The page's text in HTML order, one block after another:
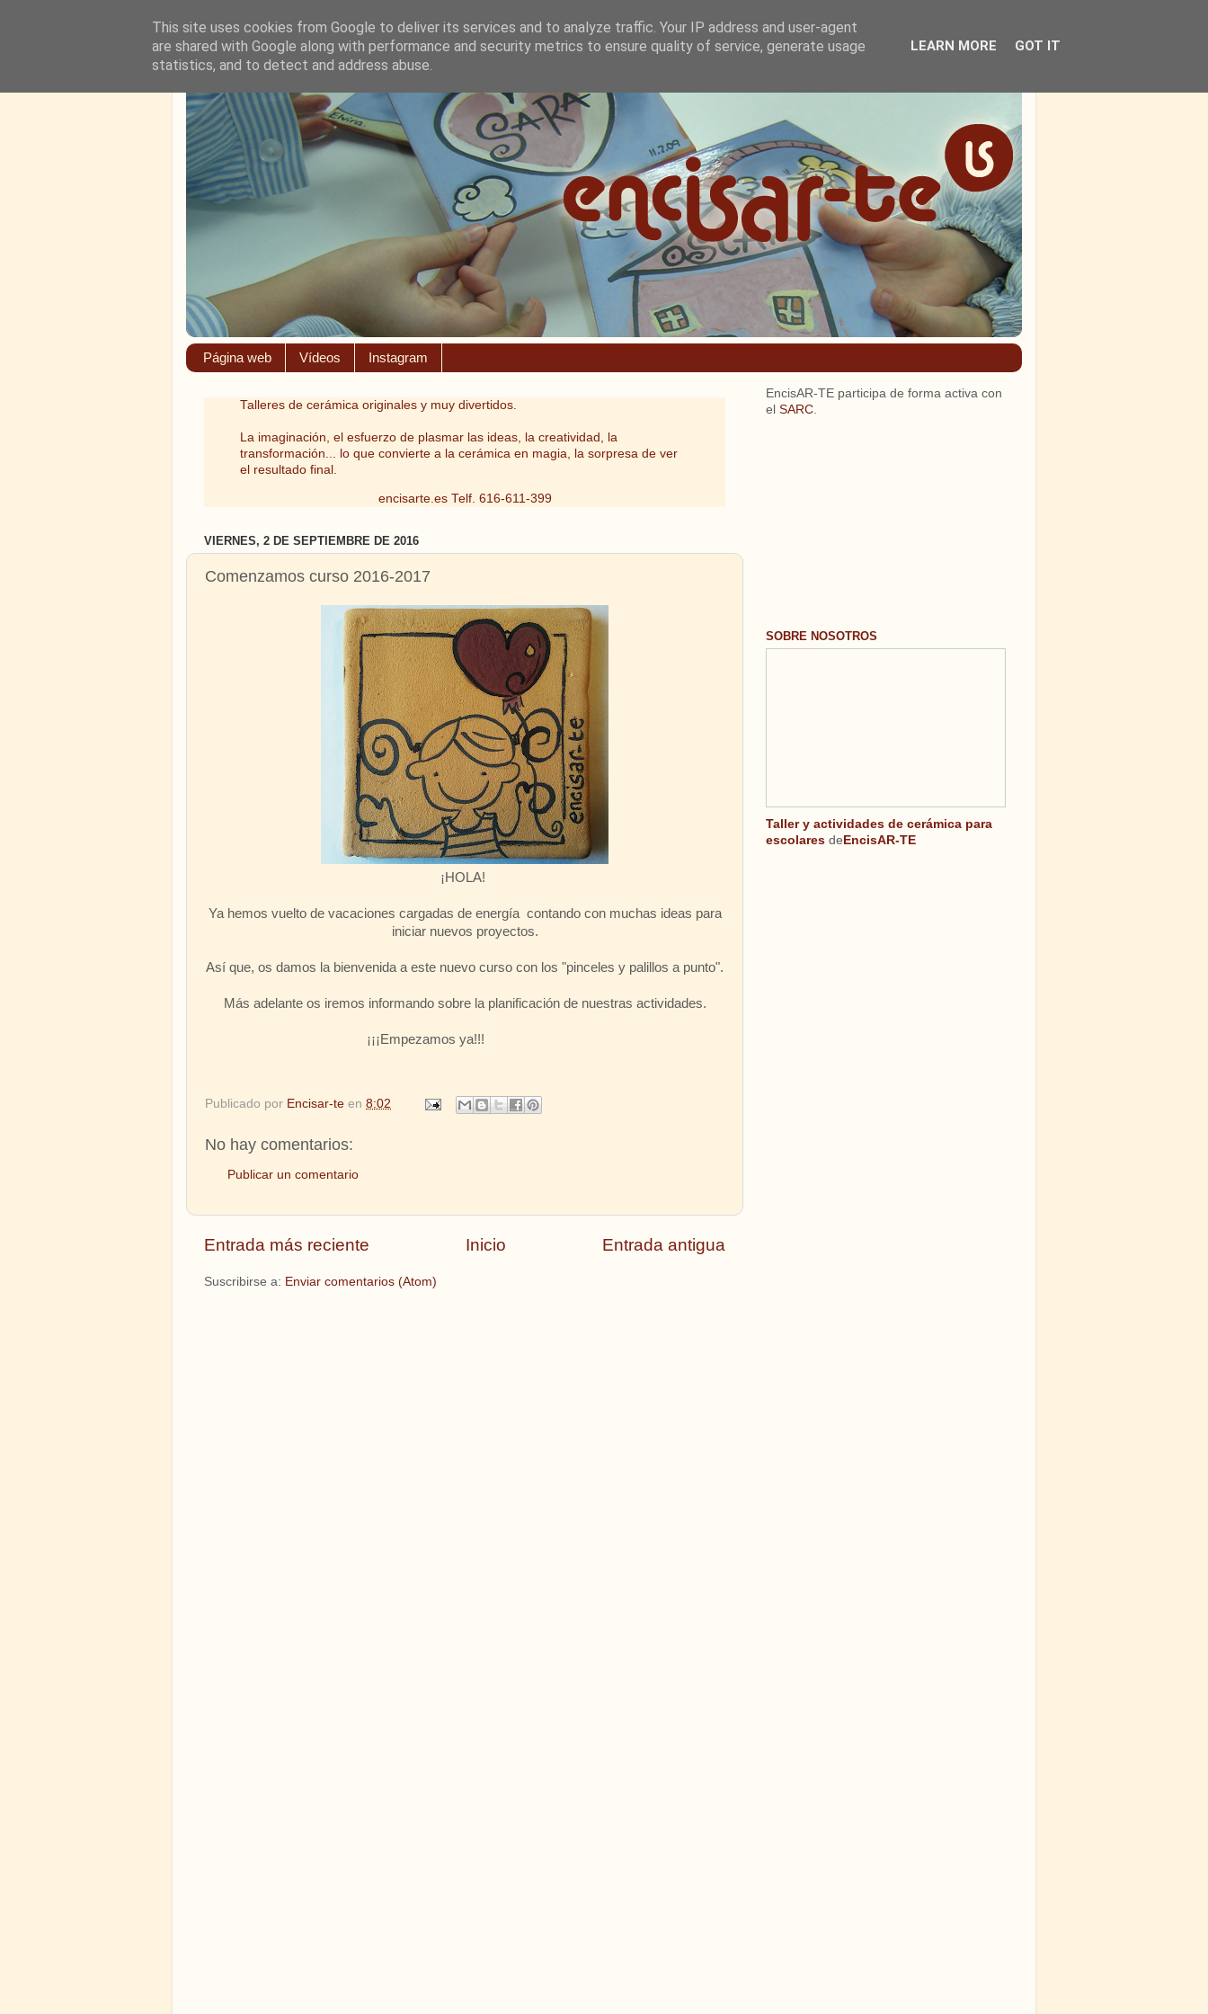
Página web Vídeos Instagram
Talleres de cerámica originales y muy divertidos.
La imaginación, el esfuerzo de plasmar las ideas, la creatividad, la
transformación... lo que convierte a la cerámica en magia, la sorpresa de ver
el resultado final.
encisarte.es Telf. 616-611-399
VIERNES, 2 DE SEPTIEMBRE DE 2016
Comenzamos curso 2016-2017
¡HOLA!
Ya hemos vuelto de vacaciones cargadas de energía contando con muchas ideas para
iniciar nuevos proyectos.
Así que, os damos la bienvenida a este nuevo curso con los "pinceles y palillos a punto".
Más adelante os iremos informando sobre la planificación de nuestras actividades.
¡¡¡Empezamos ya!!!
Publicado por Encisar-te en 8:02
No hay comentarios:
Publicar un comentario
Entrada más reciente Entrada antigua
Inicio
Suscribirse a: Enviar comentarios (Atom)
EncisAR-TE participa de forma activa con
el SARC
SOBRE NOSOTROS
Taller y actividades de cerámica para
escolares de EncisAR-TE
This site uses cookies from Google to deliver its services and to analyze traffic. Your IP address and user-agent
are shared with Google along with performance and security metrics to ensure quality of service, generate usage
statistics, and to detect and address abuse.
LEARN MORE GOT IT